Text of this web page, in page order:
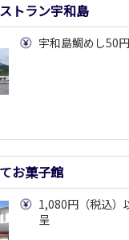
トラン宇和島
宇和島鯛めし50
お菓子館
1,080円（税込）
呈